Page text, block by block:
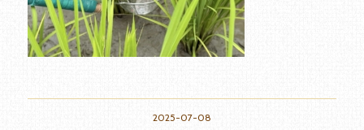
2025-07-08